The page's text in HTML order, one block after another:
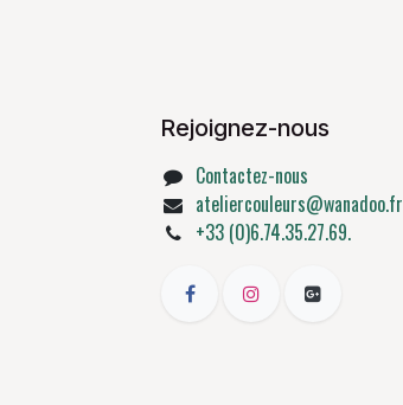
Rejoignez-nous
Contactez-nous
ateliercouleurs@wanadoo.fr
+33 (0)6.74.35.27.69.